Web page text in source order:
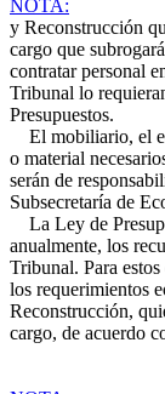
NOTA:
y Reconstrucción
cargo que
contratar personal
Tribunal lo
Presupuestos.
El mobiliario, el
o material
serán de
Subsecretaría de
La Ley de
anualmente, los
Tribunal. Para
los requerimientos
Reconstrucción,
cargo, de acuerdo